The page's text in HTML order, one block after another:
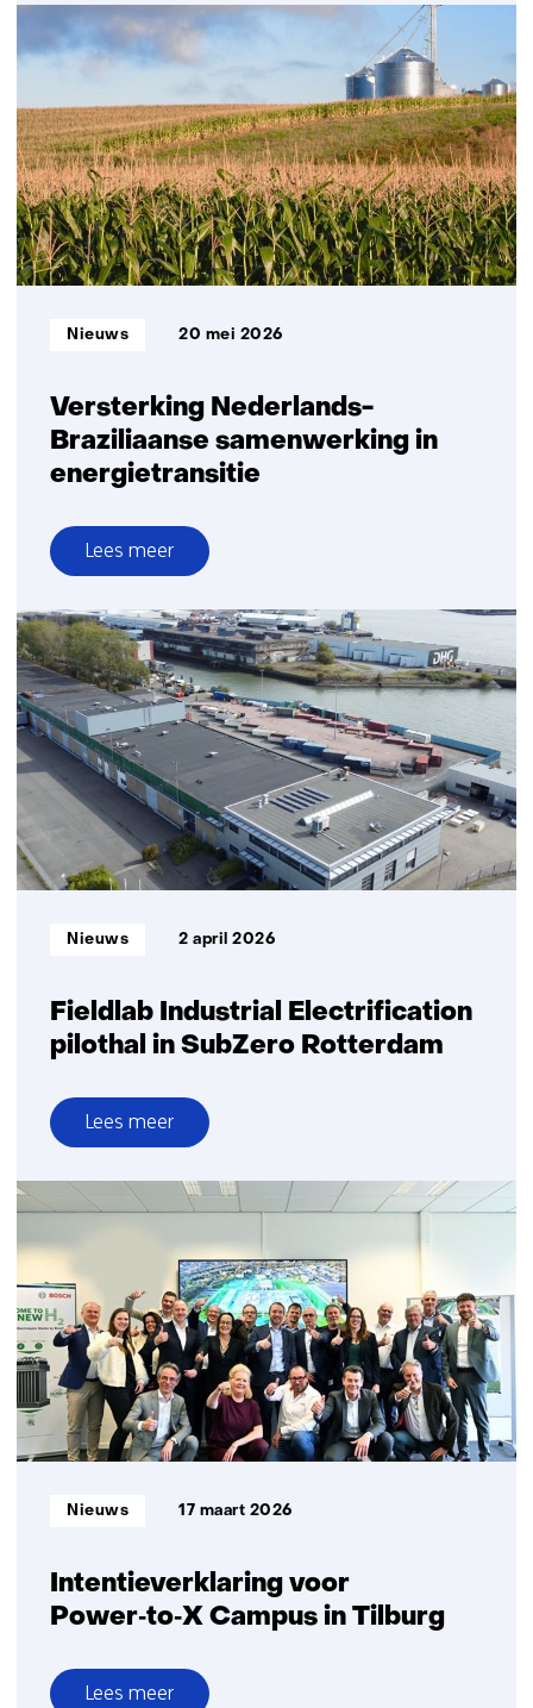
platform
moet
van
groene
waterstof
versnellen
Versterking Nederlands-
Braziliaanse samenwerking in
energietransitie
Informatietype:
Nieuws 20 mei 2026
Lees meer
over
Versterking
Nederlands-
Braziliaanse
samenwerking
in
energietransitie
Fieldlab Industrial Electrification
pilothal in SubZero Rotterdam
Informatietype:
Nieuws 2 april 2026
Lees meer
over
Fieldlab
Industrial
SubZero
Rotterdam
Intentieverklaring voor
Power‑to‑X Campus in Tilburg
Informatietype:
Nieuws 17 maart 2026
Lees meer